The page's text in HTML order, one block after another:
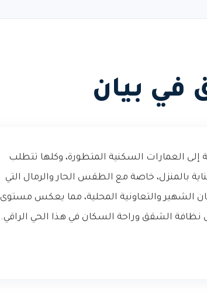
بيان
إلى العمارات السكنية المتطورة، وكلها تتطلب
بالمنزل، خاصة مع الطقس الحار والرمال التي
الشهير والتعاونية المحلية، مما يعكس مستوى
الشقق وراحة السكان في هذا الحي الراقي.